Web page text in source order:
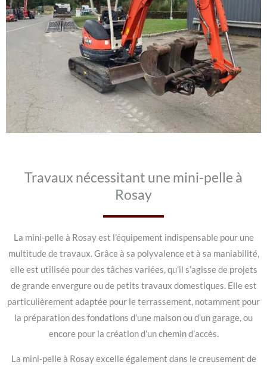
Travaux nécessitant une mini-pelle à
Rosay
La mini-pelle à Rosay est l’équipement indispensable pour une
multitude de travaux. Grâce à sa polyvalence et à sa maniabilité,
elle est utilisée pour des tâches variées, qu’il s’agisse de projets
de grande envergure ou de petits travaux domestiques. Elle est
particulièrement adaptée pour le terrassement, notamment pour
la préparation des fondations d’une maison ou d’un garage, ou
encore pour la création d’un chemin d’accès.
La mini-pelle à Rosay excelle également dans le creusement de